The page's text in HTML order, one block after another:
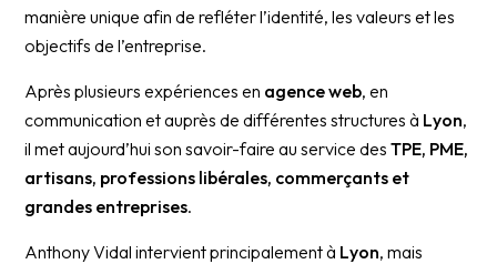
manière unique afin de refléter l’identité, les valeurs et les
objectifs de l’entreprise.
Après plusieurs expériences en agence web, en
communication et auprès de différentes structures à Lyon,
il met aujourd’hui son savoir-faire au service desTPE, PME,
artisans, professions libérales, commerçants et
grandes entreprises.
Anthony Vidal intervient principalement à Lyon, mais